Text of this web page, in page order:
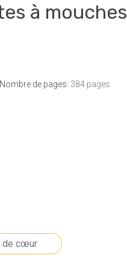
à
Nombre de pages: 384 pages